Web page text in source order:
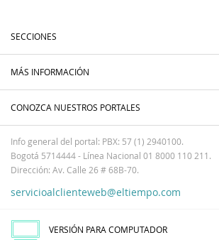
SECCIONES
MÁS INFORMACIÓN
CONOZCA NUESTROS PORTALES
Info general del portal: PBX: 57 (1) 2940100.
Bogotá 5714444 - Línea Nacional 01 8000 110 211.
Dirección: Av. Calle 26 # 68B-70.
servicioalclienteweb@eltiempo.com
VERSIÓN PARA COMPUTADOR